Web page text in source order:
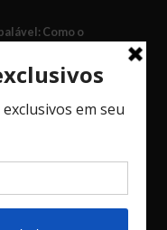
Como o
Seu Negócio.
é a primeira
a lançar um
Criptomoeda